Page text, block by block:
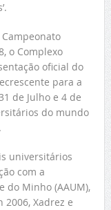
o Complexo
oficial do
para a
de Julho e 4 de
do mundo
universitários
com a
do Minho (AAUM),
2006, Xadrez e